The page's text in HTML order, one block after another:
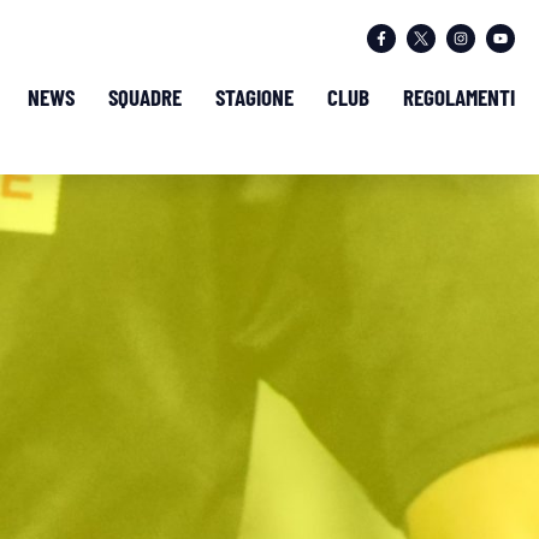
NEWS SQUADRE STAGIONE CLUB REGOLAMENTI